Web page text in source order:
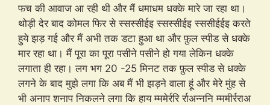
फच की आवाज आ रही थी और मैं धमाधम धक्के मारे जा रहा था।
थोड़ी देर बाद कोमल फिर से स्सस्सीईइ स्सस्सीईइ स्ससीईईइ करते
हुये झड़ गई और मैं अभी तक डटा हुआ था और फ़ुल स्पीड से धक्के
मार रहा था। मैं पूरा का पूरा पसीने पसीने हो गया लेकिन धक्के
लगाता ही रहा। लग भग 20 -25 मिनट तक फ़ुल स्पीड से धक्के
लगने के बाद मुझे लगा कि अब मैं भी झड़ने वाला हूं और मेरे मुंह से
भी अनाप शनाप निकलने लगा कि हाय म्ममेर्ररि र्राअन्ननि म्ममीर्रराअ